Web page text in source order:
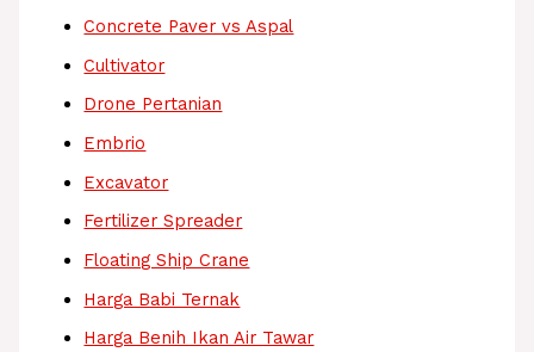
Concrete Paver vs Aspal
Cultivator
Drone Pertanian
Embrio
Excavator
Fertilizer Spreader
Floating Ship Crane
Harga Babi Ternak
Harga Benih Ikan Air Tawar